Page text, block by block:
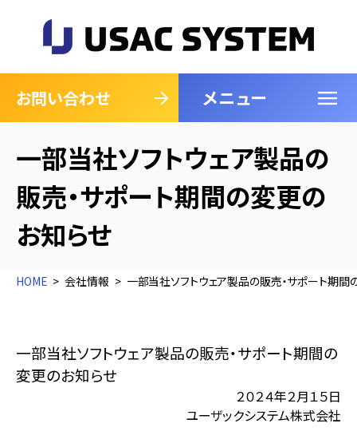
お問い合わせ メニュー
閉じる
一部当社ソフトウェア製品の
販売・サポート期間の変更の
お知らせ
HOME 会社情報 一部当社ソフトウェア製品の販売・サポート期間
一部当社ソフトウェア製品の販売・サポート期間の
変更のお知らせ
２０２４年２月１５日
ユーザックシステム株式会社